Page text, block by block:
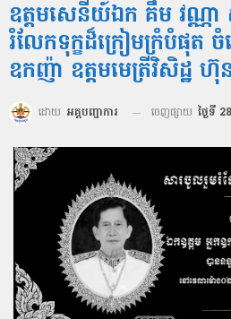
ឧត្តមសេនីយ៍ឯក គឹម វណ្ណា
រំលែកទុក្ខដ៏ក្រៀមក្រំបំផុត
ឧកញ៉ា ឧត្ដមមេត្រីវិសិដ្ឋ
ដោយ អគ្គបញ្ជាការ ចេញផ្សាយ ថ្ងៃទី